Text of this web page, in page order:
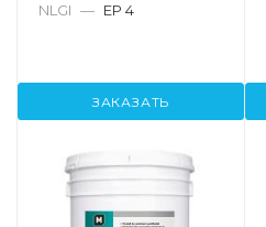
NLGI — EP 4
ЗАКАЗАТЬ